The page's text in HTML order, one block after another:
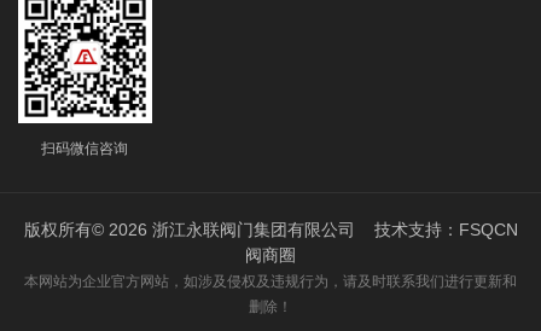
扫码微信咨询
版权所有© 2026 浙江永联阀门集团有限公司 技术支持： FSQCN
阀商圈
本网站为企业官方网站，如涉及侵权及违规行为，请及时联系我们进行更新和
删除！